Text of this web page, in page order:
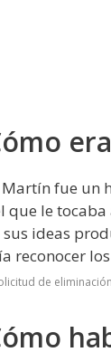
Martín fue un
que le
ideas
reconocer
de eliminación